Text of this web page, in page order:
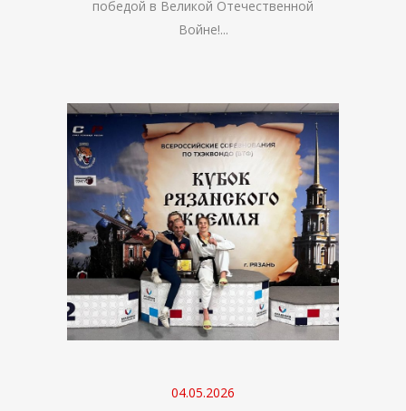
победой в Великой Отечественной
Войне!...
04.05.2026